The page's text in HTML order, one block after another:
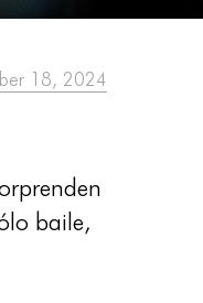
18, 2024
baile,